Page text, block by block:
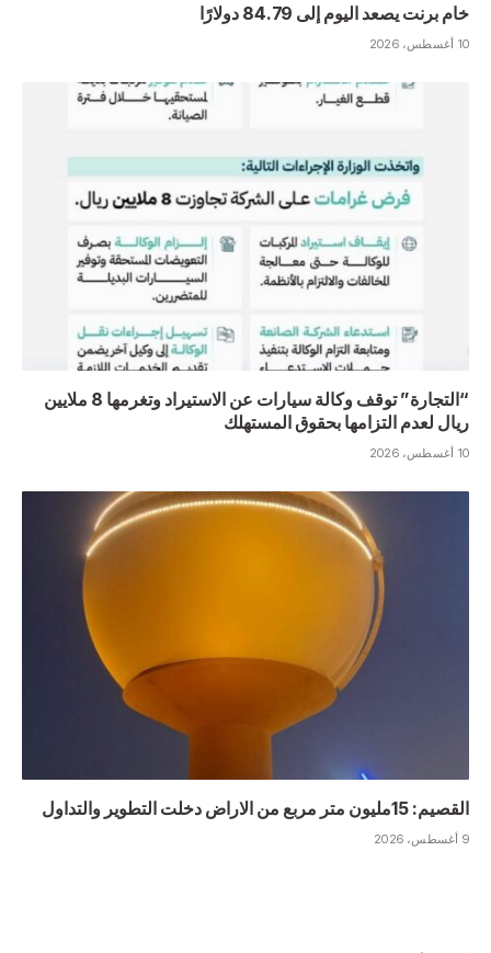
خام برنت يصعد اليوم إلى 84.79 ‌دولارًا
10 أغسطس، 2026
“التجارة” توقف وكالة سيارات عن الاستيراد وتغرمها 8 ملايين
ريال لعدم التزامها بحقوق المستهلك
10 أغسطس، 2026
القصيم: 15مليون متر مربع من الاراض دخلت التطوير والتداول
9 أغسطس، 2026